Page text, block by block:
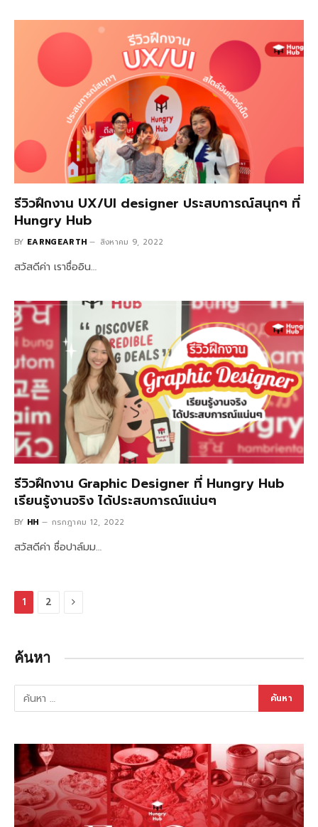
รีวิวฝึกงาน UX/UI designer ประสบการณ์สนุกๆ ที่
Hungry Hub
BY EARNGEARTH สิงหาคม 9, 2022
สวัสดีค่า เราชื่ออิน…
รีวิวฝึกงาน Graphic Designer ที่ Hungry Hub
เรียนรู้งานจริง ได้ประสบการณ์แน่นๆ
BY HH กรกฎาคม 12, 2022
สวัสดีค่า ชื่อปาล์มม…
1 2 Next
ค้นหา